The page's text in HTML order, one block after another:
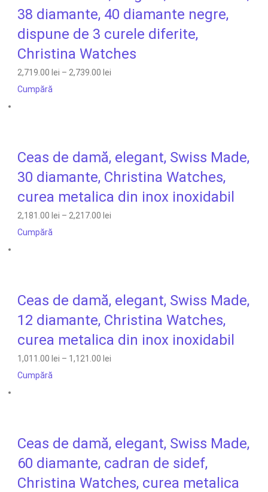
38 diamante, 40 diamante negre,
dispune de 3 curele diferite,
Christina Watches
2,719.00 lei – 2,739.00 lei
Cumpără
Ceas de damă, elegant, Swiss Made,
30 diamante, Christina Watches,
curea metalica din inox inoxidabil
2,181.00 lei – 2,217.00 lei
Cumpără
Ceas de damă, elegant, Swiss Made,
12 diamante, Christina Watches,
curea metalica din inox inoxidabil
1,011.00 lei – 1,121.00 lei
Cumpără
Ceas de damă, elegant, Swiss Made,
60 diamante, cadran de sidef,
Christina Watches, curea metalica